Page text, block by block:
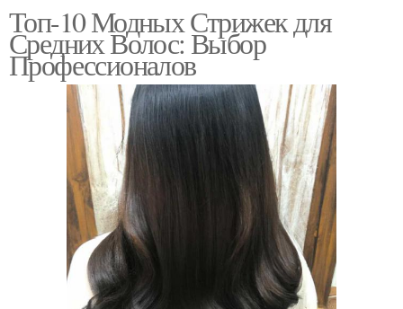
Топ-10 Модных Стрижек для
Средних Волос: Выбор
Профессионалов